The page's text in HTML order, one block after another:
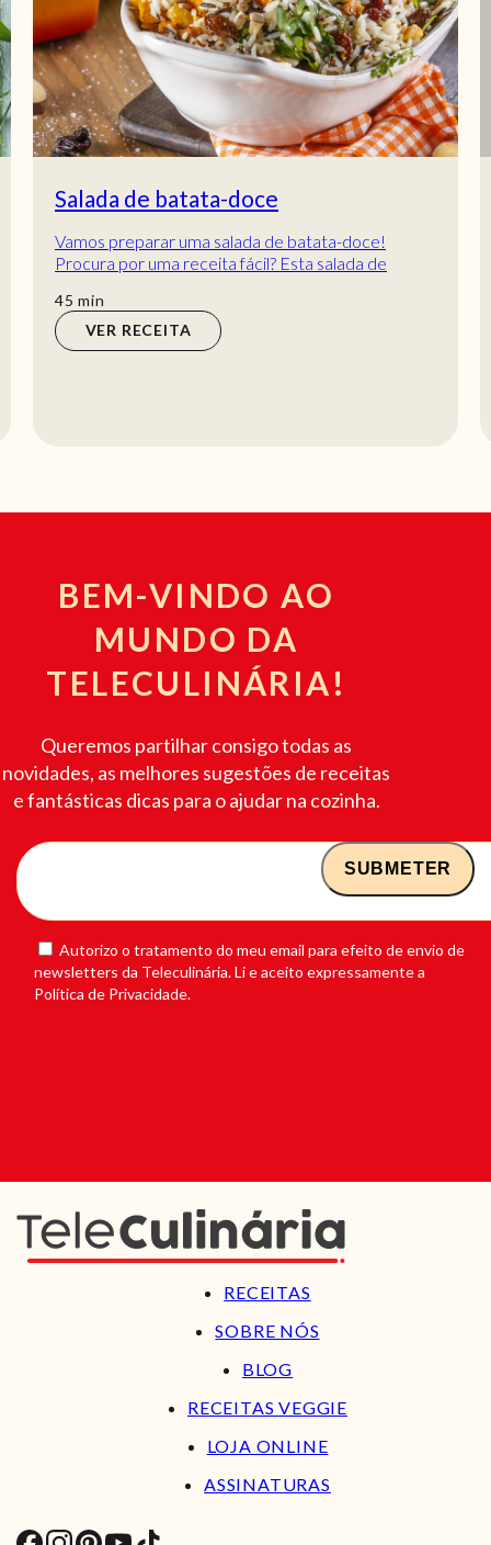
Salada de batata-doce
Vamos preparar uma salada de batata-doce!
Procura por uma receita fácil? Esta salada de
45...
45 min
min
VER RECEITA
BEM-VINDO AO
MUNDO DA
TELECULINÁRIA!
Queremos partilhar consigo todas as
novidades, as melhores sugestões de receitas
e fantásticas dicas para o ajudar na cozinha.
Autorizo o tratamento do meu email para efeito de envio de
newsletters da Teleculinária. Li e aceito expressamente a
Política de Privacidade.
RECEITAS
SOBRE NÓS
BLOG
RECEITAS VEGGIE
LOJA ONLINE
ASSINATURAS